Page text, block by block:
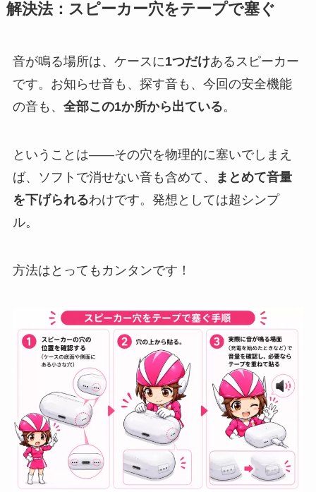
解決法：スピーカー穴をテープで塞ぐ
音が鳴る場所は、ケースに1つだけあるスピーカー
です。お知らせ音も、探す音も、今回の安全機能
の音も、 全部この1か所から出ている。
ということは——その穴を物理的に塞いでしまえ
ば、ソフトで消せない音も含めて、
まとめて音量
を下げられるわけです。発想としては超シンプ
ル。
方法はとってもカンタンです！